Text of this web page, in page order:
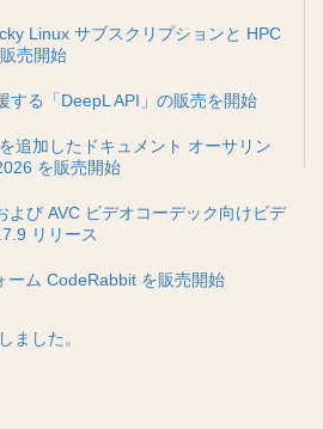
Linux サブスクリプションと HPC
売開始
する「DeepL API」の販売を開始
追加したドキュメント オーサリン
を販売開始
よび AVC ビデオコーデック向けビデ
リリース
ーム CodeRabbit を販売開始
ました。